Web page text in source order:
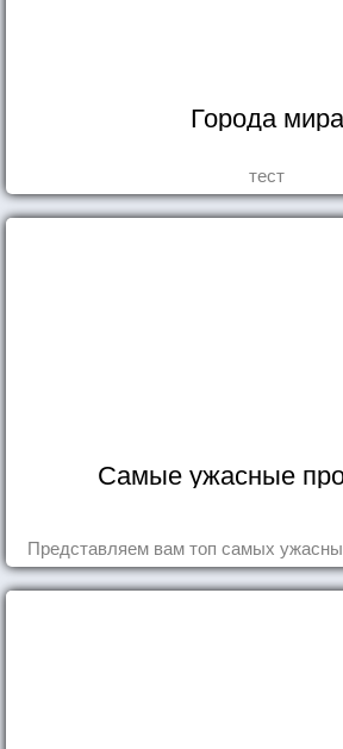
Города мира
тест
Самые ужасные
Представляем вам топ самых